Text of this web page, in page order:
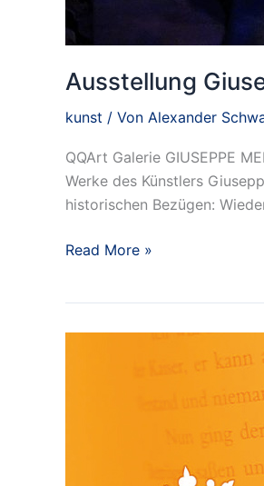
Ausstellung
kunst / Von Alexander
QQArt Galerie GIUSEPPE
Werke des Künstlers
historischen Bezügen:
Ausstellung
Read More »